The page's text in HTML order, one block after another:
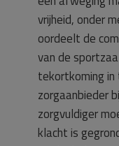
vrijheid, onder
oordeelt de
van de
tekortkoming
zorgaanbieder
zorgvuldiger
klacht is